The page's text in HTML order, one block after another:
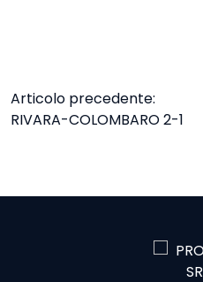
NAVIGAZIONE
Articolo precedente:
RIVARA-COLOMBARO 2-1